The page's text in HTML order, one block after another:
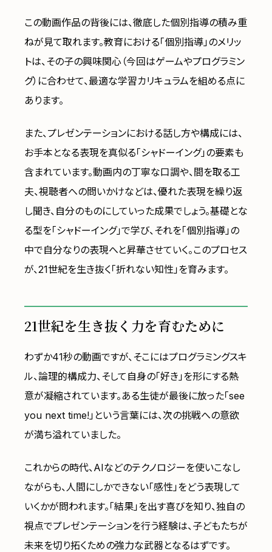
この動画作品の背後には、徹底した個別指導の積み重
ねが見て取れます。教育における「個別指導」のメリッ
トは、その子の興味関心（今回はゲームやプログラミン
グ）に合わせて、最適な学習カリキュラムを組める点に
あります。
また、プレゼンテーションにおける話し方や構成には、
お手本となる表現を真似る「シャドーイング」の要素も
含まれています。動画内の丁寧な口調や、間を取る工
夫、視聴者への問いかけなどは、優れた表現を繰り返
し聞き、自分のものにしていった成果でしょう。基礎とな
る型を「シャドーイング」で学び、それを「個別指導」の
中で自分なりの表現へと昇華させていく。このプロセス
が、21世紀を生き抜く「折れない知性」を育みます。
21世紀を生き抜く力を育むために
わずか41秒の動画ですが、そこにはプログラミングスキ
ル、論理的構成力、そして自身の「好き」を形にする熱
意が凝縮されています。ある生徒が最後に放った「see
you next time!」という言葉には、次の挑戦への意欲
が満ち溢れていました。
これからの時代、AIなどのテクノロジーを使いこなし
ながらも、人間にしかできない「感性」をどう表現して
いくかが問われます。「結果」を出す喜びを知り、独自の
視点でプレゼンテーションを行う経験は、子どもたちが
未来を切り拓くための強力な武器となるはずです。